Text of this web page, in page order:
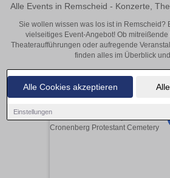
Alle Cookies akzeptieren
Einstellungen
Alle Events in Remscheid - Konzerte,
Sie wollen wissen was los ist in Remscheid?
vielseitiges Event-Angebot! Ob
Theateraufführungen oder aufregende
finden alles im Überblick